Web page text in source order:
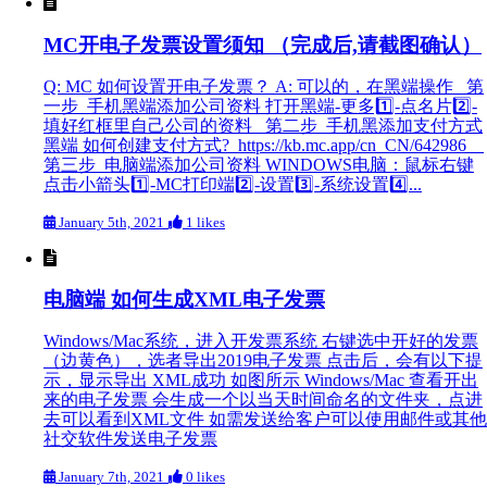
MC开电子发票设置须知 （完成后,请截图确认）
Q: MC 如何设置开电子发票？ A: 可以的，在黑端操作 第
一步 手机黑端添加公司资料 打开黑端-更多1️⃣-点名片2️⃣-
填好红框里自己公司的资料 第二步 手机黑添加支付方式
黑端 如何创建支付方式? https://kb.mc.app/cn_CN/642986
第三步 电脑端添加公司资料 WINDOWS电脑：鼠标右键
点击小箭头1️⃣-MC打印端2️⃣-设置3️⃣-系统设置4️⃣...
January 5th, 2021 1 likes
电脑端 如何生成XML电子发票
Windows/Mac系统，进入开发票系统 右键选中开好的发票
（边黄色），选者导出2019电子发票 点击后，会有以下提
示，显示导出 XML成功 如图所示 Windows/Mac 查看开出
来的电子发票 会生成一个以当天时间命名的文件夹，点进
去可以看到XML文件 如需发送给客户可以使用邮件或其他
社交软件发送电子发票
January 7th, 2021 0 likes